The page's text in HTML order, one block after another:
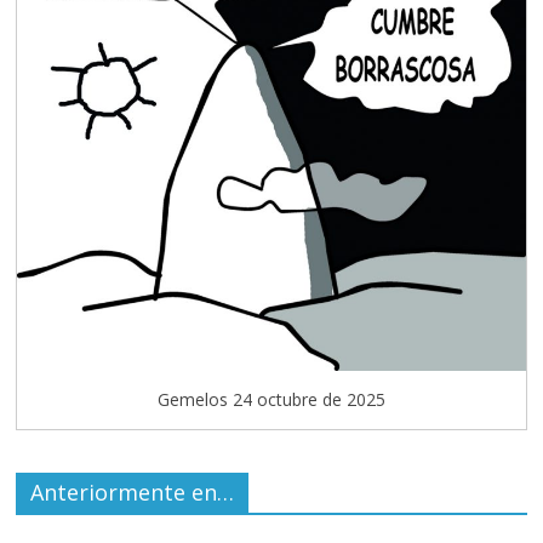
Gemelos 24 octubre de 2025
Anteriormente en…